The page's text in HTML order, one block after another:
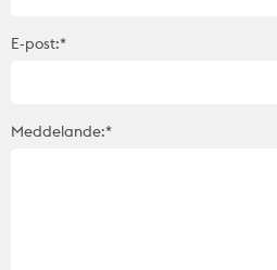
E-post:*
Meddelande:*